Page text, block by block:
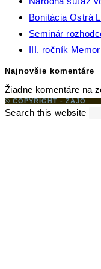
Bonitácia Ostrá
Seminár
III. ročník
Najnovšie komentáre
Žiadne komentáre na
© COPYRIGHT - ZAJO
Search this website